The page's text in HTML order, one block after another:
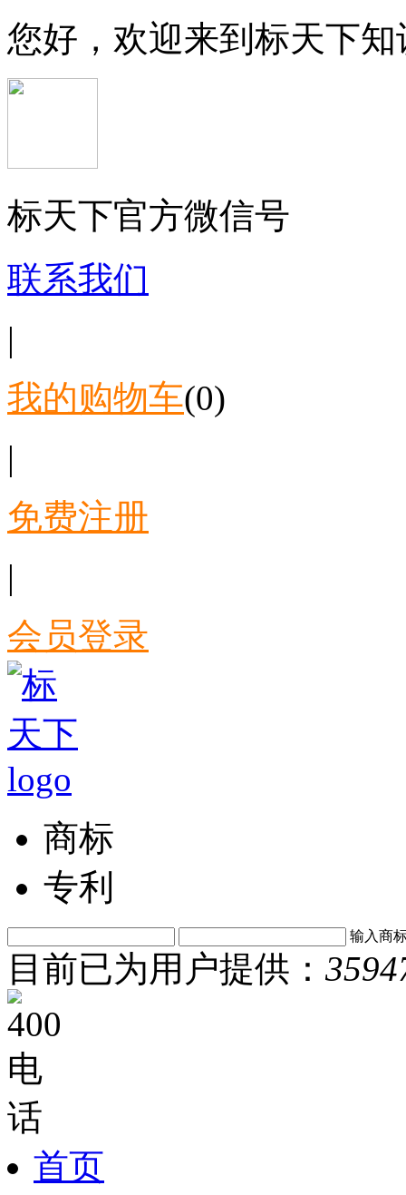
您好，欢迎来到标天下
标天下官方微信号
联系我们
|
我的购物车(0)
|
免费注册
|
会员登录
商标
专利
输入商
目前已为用户提供：
首页